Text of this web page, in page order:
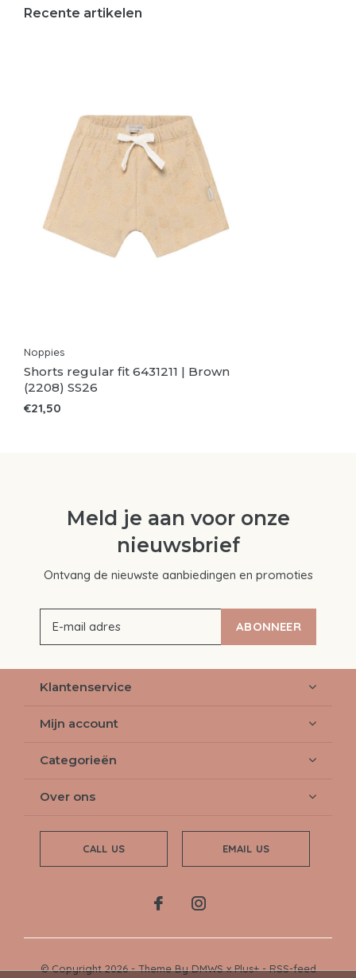
Recente artikelen
Noppies
Shorts regular fit 6431211 | Brown
(2208) SS26
€21,50
Meld je aan voor onze
nieuwsbrief
Ontvang de nieuwste aanbiedingen en promoties
ABONNEER
Klantenservice
Mijn account
Categorieën
Over ons
CALL US EMAIL US
© Copyright2026- Theme ByDMWSxPlus+-RSS-feed